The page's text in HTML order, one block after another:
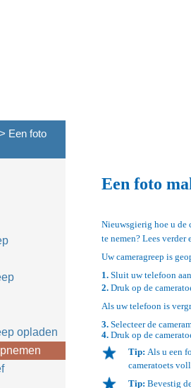
Een foto
Nieuwsgierig hoe u de
te nemen? Lees verder
Uw cameragreep is
1. Sluit uw telefoon
2. Druk op de
Als uw telefoon is
3. Selecteer de
4. Druk op de
Tip: Als u een
cameratoets
Tip: Bevestig
Een foto
opladen